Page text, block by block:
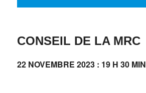
CONSEIL DE LA MRC
22 NOVEMBRE 2023 : 19 H 30 MIN